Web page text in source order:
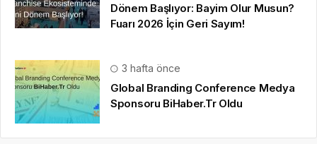
Dönem Başlıyor: Bayim Olur Musun?
Fuarı 2026 İçin Geri Sayım!
3 hafta önce
Global Branding Conference Medya
Sponsoru BiHaber.Tr Oldu